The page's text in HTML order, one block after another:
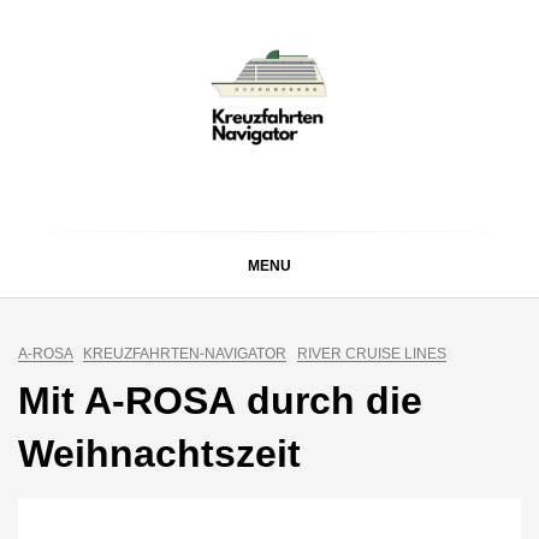
MENU
A-ROSA KREUZFAHRTEN-NAVIGATOR RIVER CRUISE LINES
Mit A-ROSA durch die
Weihnachtszeit